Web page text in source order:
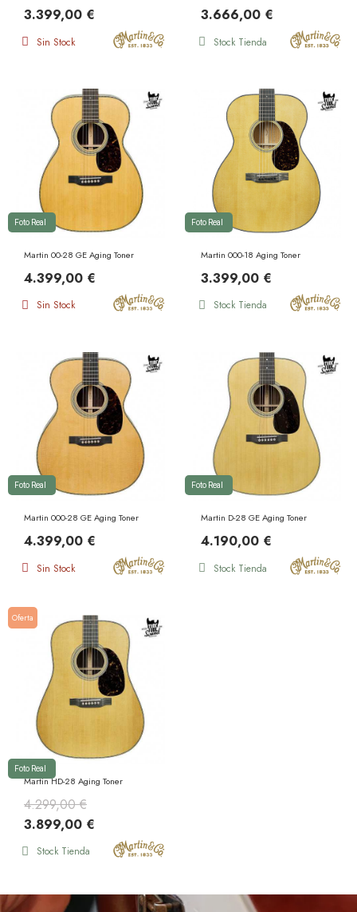
3.399,00 €
Sin Stock
3.666,00 €
Stock Tienda
Martin 00-28 GE Aging Toner
4.399,00 €
Foto Real
Sin Stock
Martin 000-18 Aging Toner
3.399,00 €
Foto Real
Stock Tienda
Martin 000-28 GE Aging Toner
4.399,00 €
Foto Real
Sin Stock
Martin D-28 GE Aging Toner
4.190,00 €
Foto Real
Stock Tienda
Oferta
Martin HD-28 Aging Toner
4.299,00 €
3.899,00 €
Foto Real
Stock Tienda